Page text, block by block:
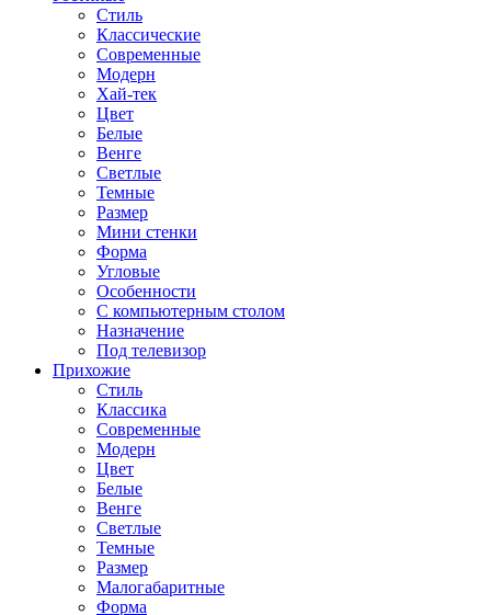
Стиль
Классические
Современные
Модерн
Хай-тек
Цвет
Белые
Венге
Светлые
Темные
Размер
Мини стенки
Форма
Угловые
Особенности
С компьютерным столом
Назначение
Под телевизор
Прихожие
Стиль
Классика
Современные
Модерн
Цвет
Белые
Венге
Светлые
Темные
Размер
Малогабаритные
Форма